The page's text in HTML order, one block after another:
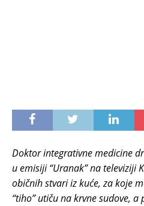
Doktor integrativne medicine
u emisiji “Uranak” na televiziji
običnih stvari iz kuće, za koje
“tiho” utiču na krvne sudove,